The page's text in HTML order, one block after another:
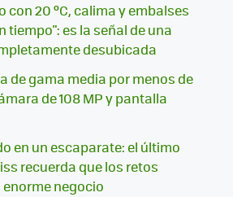
con 20 ºC, calima y embalses
tiempo": es la señal de una
desubicada
de gama media por menos de
de 108 MP y pantalla
en un escaparate: el último
recuerda que los retos
negocio